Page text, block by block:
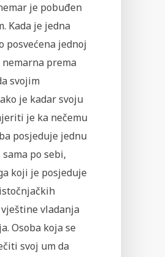
je pobuđen
Kada je jedna
posvećena jednoj
prema
svojim
je kadar svoju
je ka nečemu
posjeduje jednu
po sebi,
koji je posjeduje
vladanja
Osoba koja se
svoj um da